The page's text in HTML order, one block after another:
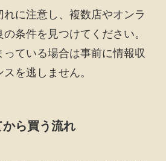
に注意し、複数店やオンラ
条件を見つけてください。
ている場合は事前に情報収
を逃しません。
ら買う流れ